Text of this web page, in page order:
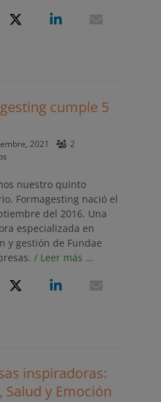
cumple 5
2021
2
nuestro quinto
Formagesting nació el
del 2016. Una
especializada en
y gestión de Fundae
/ Leer más …
inspiradoras:
Salud y Emoción